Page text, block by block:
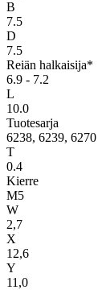
B
7.5
D
7.5
Reiän halkaisija*
6.9 - 7.2
L
10.0
Tuotesarja
6238, 6239, 6270
T
0.4
Kierre
M5
W
2,7
X
12,6
Y
11,0